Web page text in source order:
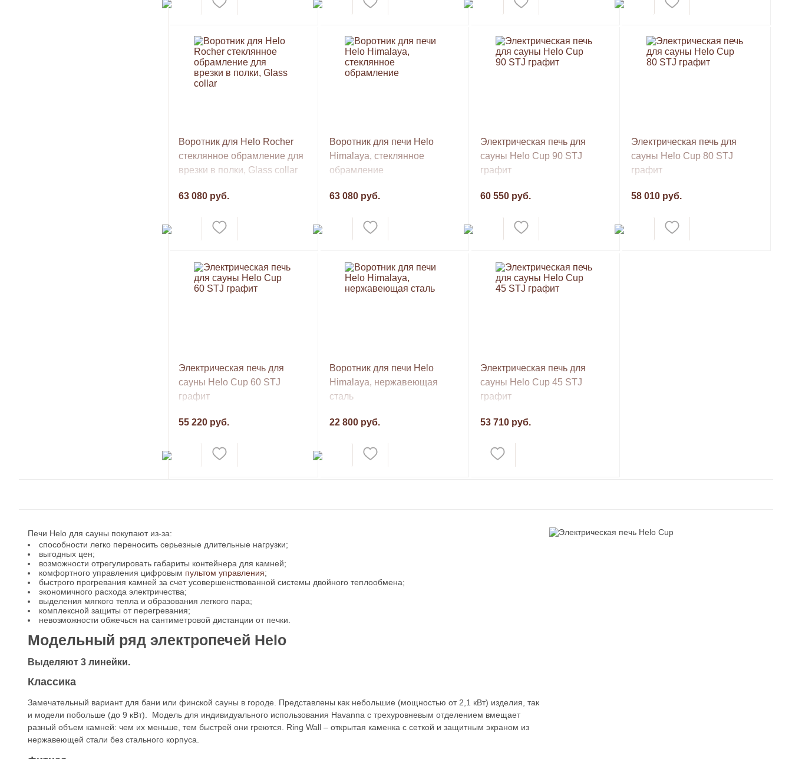
Воротник для Helo Rocher
стеклянное обрамление для
врезки в полки, Glass collar
63 080 руб.
Воротник для печи Helo
Himalaya, стеклянное
обрамление
63 080 руб.
Электрическая печь для
сауны Helo Cup 90 STJ
графит
60 550 руб.
Электрическая печь для
сауны Helo Cup 80 STJ
графит
58 010 руб.
Электрическая печь для
сауны Helo Cup 60 STJ
графит
55 220 руб.
Воротник для печи Helo
Himalaya, нержавеющая
сталь
22 800 руб.
Электрическая печь для
сауны Helo Cup 45 STJ
графит
53 710 руб.
Печи Helo для сауны покупают из-за:
способности легко переносить серьезные длительные нагрузки;
выгодных цен;
возможности отрегулировать габариты контейнера для камней;
комфортного управления цифровым пультом управления;
быстрого прогревания камней за счет усовершенствованной системы двойного теплообмена;
экономичного расхода электричества;
выделения мягкого тепла и образования легкого пара;
комплексной защиты от перегревания;
невозможности обжечься на сантиметровой дистанции от печки.
Модельный ряд электропечей Helo
Выделяют 3 линейки.
Классика
Замечательный вариант для бани или финской сауны в городе. Представлены как небольшие (мощностью от 2,1 кВт) изделия, так
и модели побольше (до 9 кВт). Модель для индивидуального использования Havanna c трехуровневым отделением вмещает
разный объем камней: чем их меньше, тем быстрей они греются. Ring Wall – открытая каменка с сеткой и защитным экраном из
нержавеющей стали без стального корпуса.